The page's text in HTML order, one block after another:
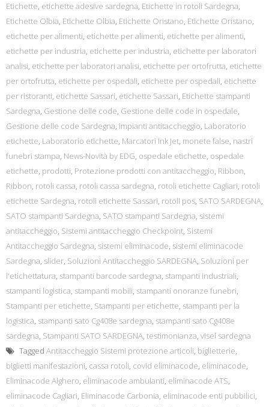
Etichette, etichette adesive sardegna, Etichette in rotoli Sardegna,
Etichette Olbia, Etichette Olbia, Etichette Oristano, Etichette Oristano,
etichette per alimenti, etichette per alimenti, etichette per alimenti,
etichette per industria, etichette per industria, etichette per laboratori
analisi, etichette per laboratori analisi, etichette per ortofrutta, etichette
per ortofrutta, etichette per ospedali, etichette per ospedali, etichette
per ristoranti, etichette Sassari, etichette Sassari, Etichette stampanti
Sardegna, Gestione delle code, Gestione delle code in ospedale,
Gestione delle code Sardegna, impianti antitaccheggio, Laboratorio
etichette, Laboratorio etichette, Marcatori Ink Jet, monete false, nastri
funebri stampa, News-Novità by EDG, ospedale etichette, ospedale
etichette, prodotti, Protezione prodotti con antitaccheggio, Ribbon,
Ribbon, rotoli cassa, rotoli cassa sardegna, rotoli etichette Cagliari, rotoli
etichette Sardegna, rotoli etichette Sassari, rotoli pos, SATO SARDEGNA,
SATO stampanti Sardegna, SATO stampanti Sardegna, sistemi
antitaccheggio, Sistemi antitaccheggio Checkpoint, Sistemi
Antitaccheggio Sardegna, sistemi eliminacode, sistemi eliminacode
Sardegna, slider, Soluzioni Antitaccheggio SARDEGNA, Soluzioni per
l'etichettatura, stampanti barcode sardegna, stampanti industriali,
stampanti logistica, stampanti mobili, stampanti onoranze funebri,
Stampanti per etichette, Stampanti per etichette, stampanti per la
logistica, stampanti sato Cg408e sardegna, stampanti sato Cg408e
sardegna, Stampanti SATO SARDEGNA, testimonianza, visel sardegna
Tagged Antitaccheggio Sistemi protezione articoli, biglietterie,
biglietti manifestazioni, cassa rotoli, covid eliminacode, eliminacode,
Eliminacode Alghero, eliminacode ambulanti, eliminacode ATS,
eliminacode Cagliari, Eliminacode Carbonia, eliminacode enti pubbilici,